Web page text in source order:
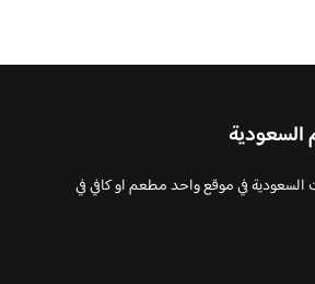
السعودية
في موقع واحد مطعم او كافي في